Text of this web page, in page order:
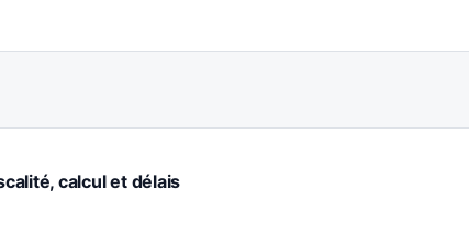
calcul et délais